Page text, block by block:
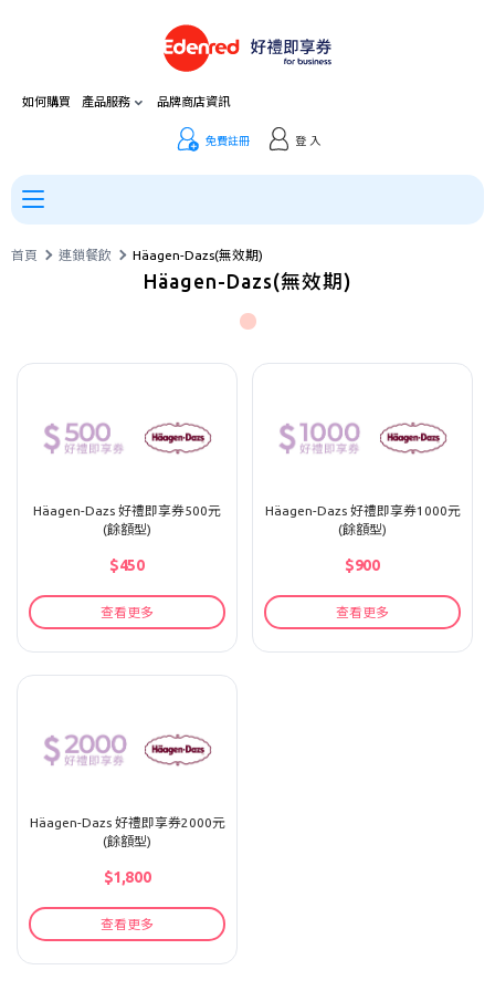
如何購買 產品服務 品牌商店資訊
免費註冊 登 入
首頁 連鎖餐飲 Häagen-Dazs(無效期)
Häagen-Dazs(無效期)
Häagen-Dazs 好禮即享券500元
(餘額型)
$450
查看更多
Häagen-Dazs 好禮即享券1000元
(餘額型)
$900
查看更多
Häagen-Dazs 好禮即享券2000元
(餘額型)
$1,800
查看更多